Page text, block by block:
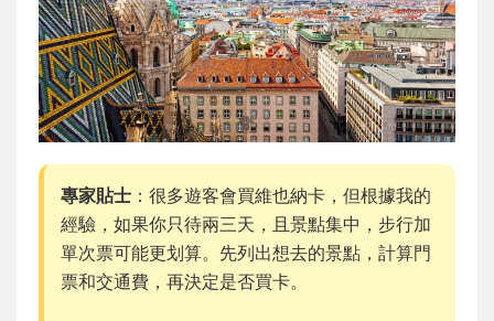
專家貼士 ：很多遊客會買維也納卡，但根據我的
經驗，如果你只待兩三天，且景點集中，步行加
單次票可能更划算。先列出想去的景點，計算門
票和交通費，再決定是否買卡。